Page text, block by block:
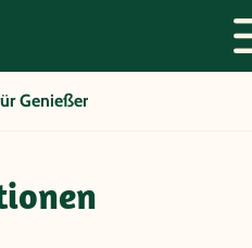
Genießer